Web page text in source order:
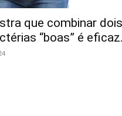
que combinar dois
“boas” é